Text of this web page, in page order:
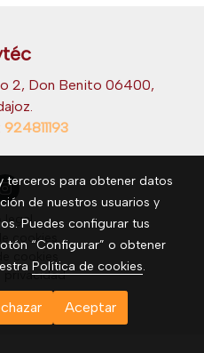
2, Don Benito 06400,
924811193
legal
cookies
privacidad
terceros para obtener datos
de nuestros usuarios y
Puedes configurar tus
“Configurar” o obtener
Política de cookies.
Aceptar